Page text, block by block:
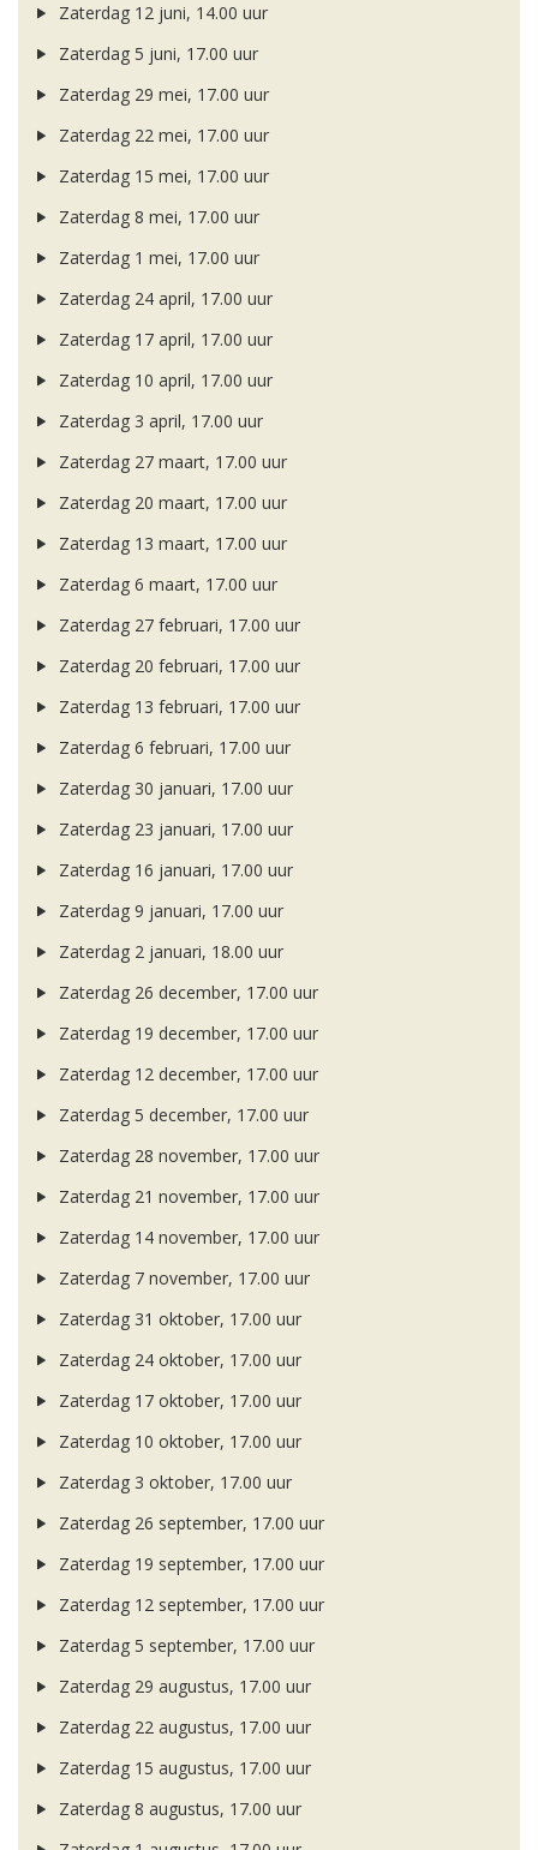
Zaterdag 12 juni, 14.00 uur
Zaterdag 5 juni, 17.00 uur
Zaterdag 29 mei, 17.00 uur
Zaterdag 22 mei, 17.00 uur
Zaterdag 15 mei, 17.00 uur
Zaterdag 8 mei, 17.00 uur
Zaterdag 1 mei, 17.00 uur
Zaterdag 24 april, 17.00 uur
Zaterdag 17 april, 17.00 uur
Zaterdag 10 april, 17.00 uur
Zaterdag 3 april, 17.00 uur
Zaterdag 27 maart, 17.00 uur
Zaterdag 20 maart, 17.00 uur
Zaterdag 13 maart, 17.00 uur
Zaterdag 6 maart, 17.00 uur
Zaterdag 27 februari, 17.00 uur
Zaterdag 20 februari, 17.00 uur
Zaterdag 13 februari, 17.00 uur
Zaterdag 6 februari, 17.00 uur
Zaterdag 30 januari, 17.00 uur
Zaterdag 23 januari, 17.00 uur
Zaterdag 16 januari, 17.00 uur
Zaterdag 9 januari, 17.00 uur
Zaterdag 2 januari, 18.00 uur
Zaterdag 26 december, 17.00 uur
Zaterdag 19 december, 17.00 uur
Zaterdag 12 december, 17.00 uur
Zaterdag 5 december, 17.00 uur
Zaterdag 28 november, 17.00 uur
Zaterdag 21 november, 17.00 uur
Zaterdag 14 november, 17.00 uur
Zaterdag 7 november, 17.00 uur
Zaterdag 31 oktober, 17.00 uur
Zaterdag 24 oktober, 17.00 uur
Zaterdag 17 oktober, 17.00 uur
Zaterdag 10 oktober, 17.00 uur
Zaterdag 3 oktober, 17.00 uur
Zaterdag 26 september, 17.00 uur
Zaterdag 19 september, 17.00 uur
Zaterdag 12 september, 17.00 uur
Zaterdag 5 september, 17.00 uur
Zaterdag 29 augustus, 17.00 uur
Zaterdag 22 augustus, 17.00 uur
Zaterdag 15 augustus, 17.00 uur
Zaterdag 8 augustus, 17.00 uur